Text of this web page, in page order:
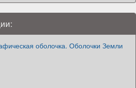
оболочка. Оболочки Земли